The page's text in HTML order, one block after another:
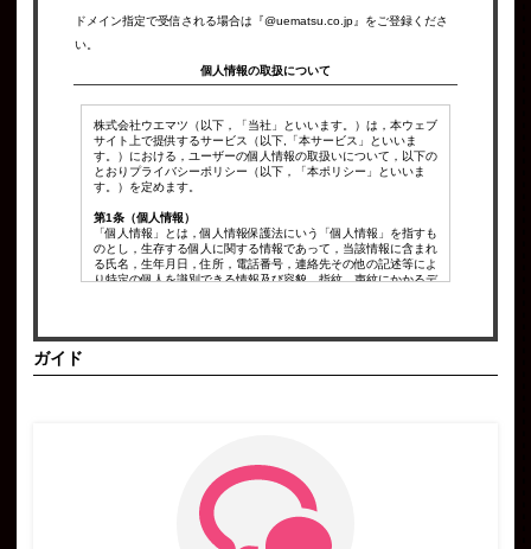
ドメイン指定で受信される場合は『@uematsu.co.jp』をご登録くださ
い。
個人情報の取扱について
株式会社ウエマツ（以下，「当社」といいます。）は，本ウェブ
サイト上で提供するサービス（以下,「本サービス」といいま
す。）における，ユーザーの個人情報の取扱いについて，以下の
とおりプライバシーポリシー（以下，「本ポリシー」といいま
す。）を定めます。
第1条（個人情報）
「個人情報」とは，個人情報保護法にいう「個人情報」を指すも
のとし，生存する個人に関する情報であって，当該情報に含まれ
る氏名，生年月日，住所，電話番号，連絡先その他の記述等によ
り特定の個人を識別できる情報及び容貌，指紋，声紋にかかるデ
第2条（個人情報の収集方法）
第3条（個人情報を収集・利用する目的）
当社が個人情報を収集・利用する目的は，以下のとおりです。
当社サービスの提供・運営のため
ユーザーからのお問い合わせに回答するため（本人確認を行うこ
ガイド